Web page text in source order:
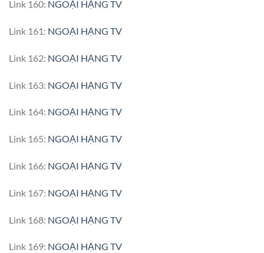
Link 160: NGOẠI HẠNG TV
Link 161: NGOẠI HẠNG TV
Link 162: NGOẠI HẠNG TV
Link 163: NGOẠI HẠNG TV
Link 164: NGOẠI HẠNG TV
Link 165: NGOẠI HẠNG TV
Link 166: NGOẠI HẠNG TV
Link 167: NGOẠI HẠNG TV
Link 168: NGOẠI HẠNG TV
Link 169: NGOẠI HẠNG TV